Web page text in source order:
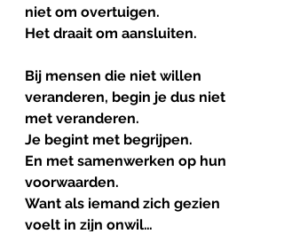
niet om overtuigen.
Het draait om aansluiten.
Bij mensen die niet willen
veranderen, begin je dus niet
met veranderen.
Je begint met begrijpen.
En met samenwerken op hun
voorwaarden.
Want als iemand zich gezien
voelt in zijn onwil…